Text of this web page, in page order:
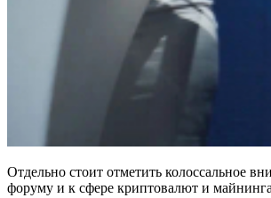
Отдельно стоит отметить колоссальное
форуму и к сфере криптовалют и